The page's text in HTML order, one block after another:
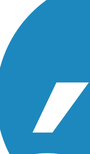
PROMOUVOIR